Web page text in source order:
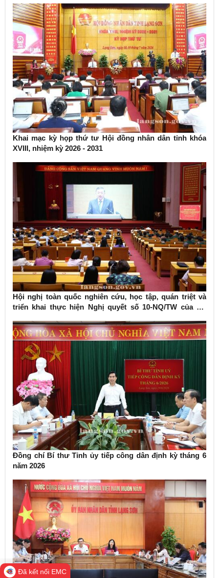
Khai mạc kỳ họp thứ tư Hội đồng nhân dân tỉnh khóa
XVIII, nhiệm kỳ 2026 - 2031
Hội nghị toàn quốc nghiên cứu, học tập, quán triệt và
triển khai thực hiện Nghị quyết số 10-NQ/TW của Bộ
Đồng chí Bí thư Tỉnh ủy tiếp công dân định kỳ tháng 6
năm 2026
Đã kết nối EMC